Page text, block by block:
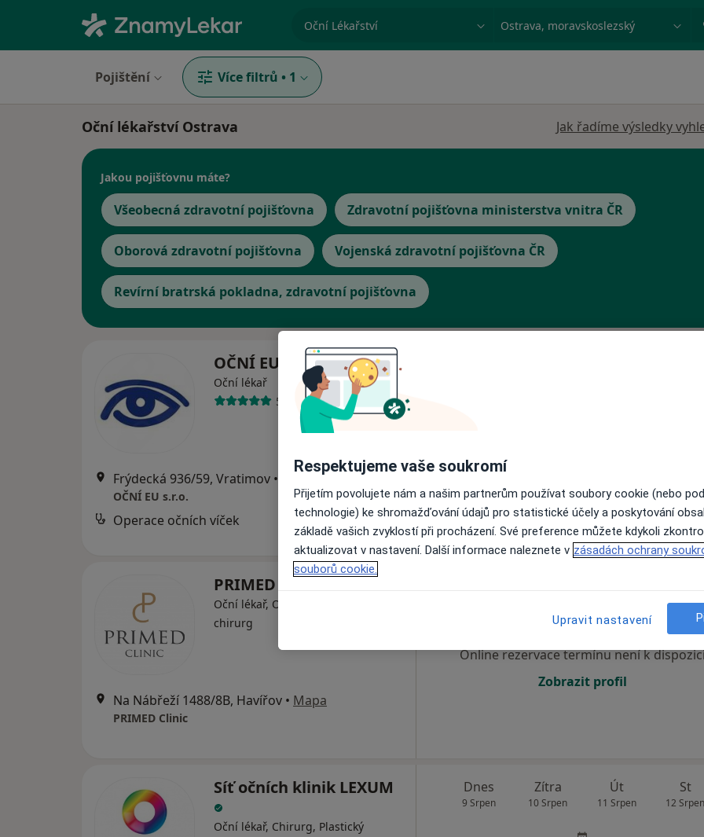
specializace, nemoc nebo příjmení
Pojištění Více filtrů • 1
Oční lékařství Ostrava Jak řadíme výsledky
Jakou pojišťovnu máte?
Všeobecná zdravotní pojišťovna Zdravotní pojišťovna ministerstva vnitra ČR
Oborová zdravotní pojišťovna Vojenská zdravotní pojišťovna ČR
Revírní bratrská pokladna, zdravotní pojišťovna
OČNÍ EU s.r.o.
Oční lékař
5 názorů
Frýdecká 936/59, Vratimov •
OČNÍ EU s.r.o.
Operace očních víček
PRIMED Clinic
Oční lékař, Ortoped, Plastický
chirurg
Na Nábřeží 1488/8B, Havířov • Mapa
PRIMED Clinic
12
Online rezervace termínu není k
Zobrazit profil
Síť očních klinik LEXUM
Oční lékař, Chirurg, Plastický
Dnes
9 Srpen
Zítra
10 Srpen
Út
11 Srpen
St
12 Srpen
Respektujeme vaše soukromí
Přijetím povolujete nám a našim partnerům používat soubory cookie (nebo
technologie) ke shromažďování údajů pro statistické účely a poskytování
základě vašich zvyklostí při procházení. Své preference můžete kdykoli
aktualizovat v nastavení. Další informace naleznete v zásadách ochrany
souborů cookie.
Upravit nastavení